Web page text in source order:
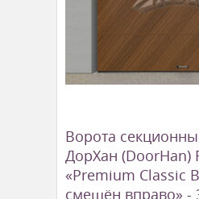
Ворота
ДорХан (DoorHan)
«Premium Classic
смещён вправо» -